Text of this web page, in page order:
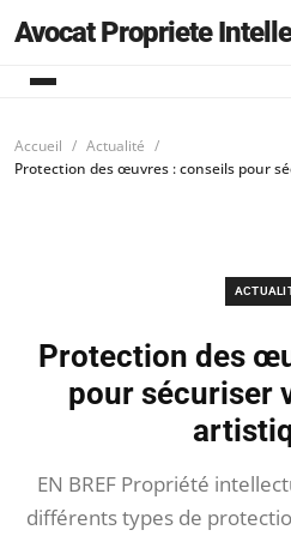
Avocat Propriete
Accueil
Actualité
Protection des œuvres : conseils pour
Protection des
pour sécuriser
EN BREF Propriété
différents types de